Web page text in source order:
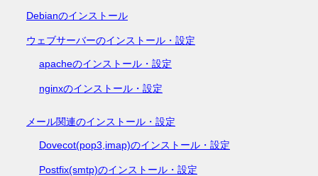
Debianのインストール
ウェブサーバーのインストール・設定
apacheのインストール・設定
nginxのインストール・設定
メール関連のインストール・設定
Dovecot(pop3,imap)のインストール・設定
Postfix(smtp)のインストール・設定